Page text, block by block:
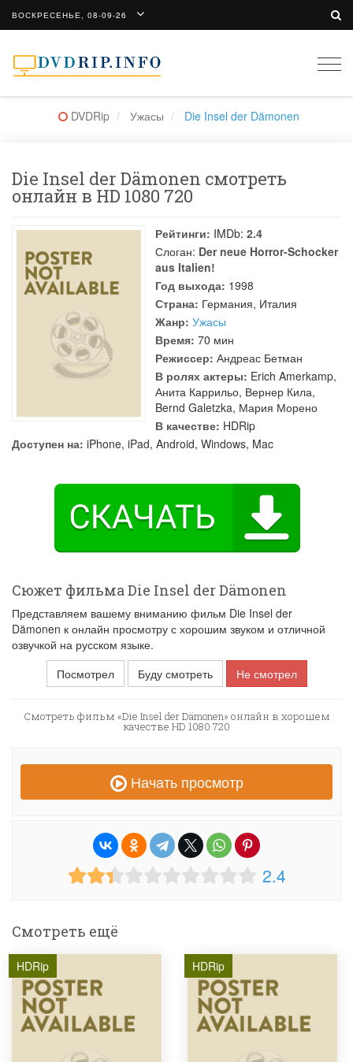
ВОСКРЕСЕНЬЕ, 08-09-26
DVDRip Ужасы Die Insel der Dämonen
Die Insel der Dämonen смотреть
онлайн в HD 1080 720
Рейтинги: IMDb: 2.4
Слоган: Der neue Horror-Schocker
aus Italien!
Год выхода: 1998
Страна: Германия, Италия
Жанр: Ужасы
Время: 70 мин
Режиссер: Андреас Бетман
В ролях актеры: Erich Amerkamp,
Анита Каррильо, Вернер Кила,
Bernd Galetzka, Мария Морено
В качестве: HDRip
Доступен на: iPhone, iPad, Android, Windows, Mac
Сюжет фильма Die Insel der Dämonen
Представляем вашему вниманию фильм Die Insel der
Dämonen к онлайн просмотру с хорошим звуком и отличной
озвучкой на русском языке.
Посмотрел
Буду смотреть Не смотрел
Смотреть фильм «Die Insel der Dämonen» онлайн в хорошем
качестве HD 1080 720
Начать просмотр
2.4
Смотреть ещё
HDRip HDRip